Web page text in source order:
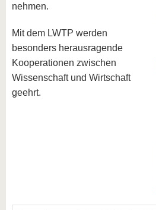
nehmen.
Mit dem LWTP werden
besonders herausragende
Kooperationen zwischen
Wissenschaft und Wirtschaft
geehrt.